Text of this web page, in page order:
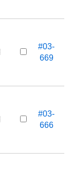
#03-
669
#03-
666